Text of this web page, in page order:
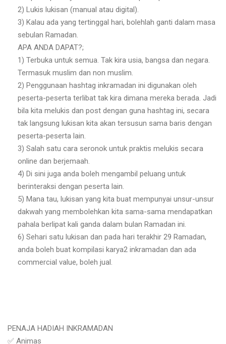
2) Lukis lukisan (manual atau digital).
3) Kalau ada yang tertinggal hari, bolehlah ganti dalam masa
sebulan Ramadan.
APA ANDA DAPAT?;
1) Terbuka untuk semua. Tak kira usia, bangsa dan negara.
Termasuk muslim dan non muslim.
2) Penggunaan hashtag inkramadan ini digunakan oleh
peserta-peserta terlibat tak kira dimana mereka berada. Jadi
bila kita melukis dan post dengan guna hashtag ini, secara
tak langsung lukisan kita akan tersusun sama baris dengan
peserta-peserta lain.
3) Salah satu cara seronok untuk praktis melukis secara
online dan berjemaah.
4) Di sini juga anda boleh mengambil peluang untuk
berinteraksi dengan peserta lain.
5) Mana tau, lukisan yang kita buat mempunyai unsur-unsur
dakwah yang membolehkan kita sama-sama mendapatkan
pahala berlipat kali ganda dalam bulan Ramadan ini.
6) Sehari satu lukisan dan pada hari terakhir 29 Ramadan,
anda boleh buat kompilasi karya2 inkramadan dan ada
commercial value, boleh jual.
PENAJA HADIAH INKRAMADAN
✅ Animas